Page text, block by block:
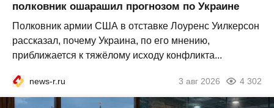
полковник ошарашил прогнозом по Украине
Полковник армии США в отставке Лоуренс Уилкерсон
рассказал, почему Украина, по его мнению,
приближается к тяжёлому исходу конфликта...
news-r.ru 3 авг 2026 4 302